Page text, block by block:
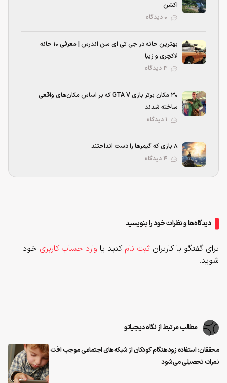
اکشن
بهترین خانه در جی تی ای سن اندرس | معرفی ۱۰ خانه
لاکچری و زیبا
۳۰ مکان برتر بازی GTA V که بر اساس مکان‌های واقعی
ساخته شدند
۸ بازی که گیمرها را دست انداختند
دیدگاه‌ها و نظرات خود را بنویسید
برای گفتگو با کاربران ثبت نام کنید یا وارد حساب کاربری خود
شوید.
مطالب مرتبط از نگاه دیجیاتو
محققان: استفاده زودهنگام کودکان از شبکه‌های اجتماعی موجب افت
نمرات تحصیلی می‌شود